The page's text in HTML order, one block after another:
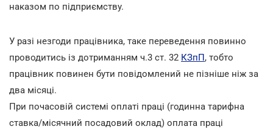
наказом по підприємству.
У разі незгоди працівника, таке переведення повинно
проводитись із дотриманням ч.3 ст. 32 КЗпП, тобто
працівник повинен бути повідомлений не пізніше ніж за
два місяці.
При почасовій системі оплаті праці (годинна тарифна
ставка/місячний посадовий оклад) оплата праці